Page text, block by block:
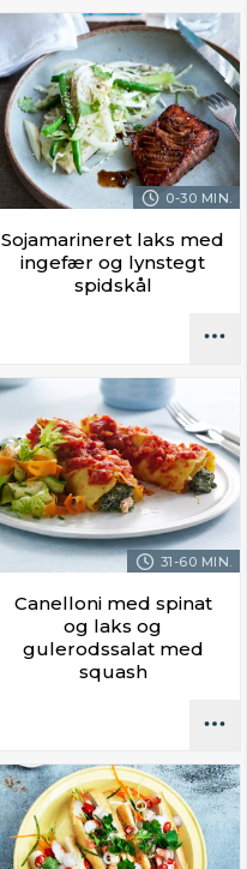
0-30 MIN.
Sojamarineret laks med
ingefær og lynstegt
spidskål
31-60 MIN.
Canelloni med spinat
og laks og
gulerodssalat med
squash